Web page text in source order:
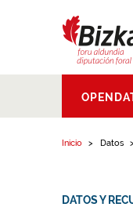
Aldundia.
Foral de
Inicio Datos
DATOS Y